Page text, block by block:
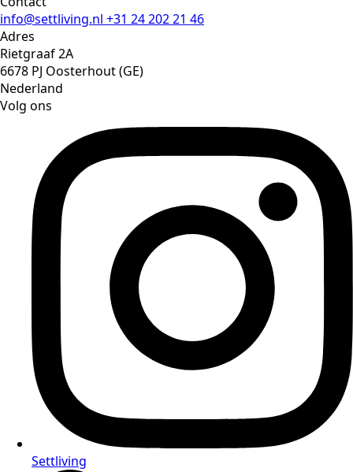
info@settliving.nl +31 24 202 21 46
Adres
Rietgraaf 2A
6678 PJ Oosterhout (GE)
Nederland
Volg ons
Settliving